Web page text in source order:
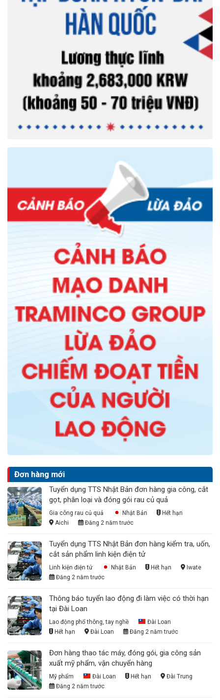
Đơn hàng mới
Tuyển dụng TTS Nhật Bản đơn hàng gia công, cắt
gọt, phân loại và đóng gói rau củ quả
Gia công rau củ quả Nhật Bản
Hết hạn
Aichi
Đăng 2 năm trước
Tuyển dụng TTS Nhật Bản đơn hàng kiểm tra, uốn,
cắt sản phẩm linh kiện điện tử
Linh kiện điện tử Nhật Bản Hết hạn
Iwate
Đăng 2 năm trước
Thông báo tuyển lao động đi làm việc có thời hạn
tại Đài Loan
Lao động phổ thông, tay nghề
Đài Loan
Hết hạn
Đài Loan Đăng 2 năm trước
Đơn hàng thao tác máy, đóng gói, gia công sản
xuất mỹ phẩm, vận chuyển hàng
Mỹ phẩm Đài Loan Hết hạn
Đài Trung
Đăng 2 năm trước